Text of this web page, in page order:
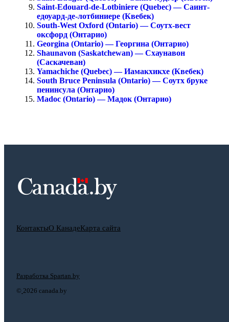
Saint-Edouard-de-Lotbiniere (Quebec) — Саинт-
едоуард-де-лотбиниере (Квебек)
South-West Oxford (Ontario) — Соутх-вест
оксфорд (Онтарио)
Georgina (Ontario) — Георгина (Онтарио)
Shaunavon (Saskatchewan) — Схаунавон
(Саскачеван)
Yamachiche (Quebec) — Иамакхикхе (Квебек)
South Bruce Peninsula (Ontario) — Соутх бруке
пенинсула (Онтарио)
Madoc (Ontario) — Мадок (Онтарио)
КонтактыО КанадеКарта сайта
© 2026 canada.by
Разработка Spartan.by